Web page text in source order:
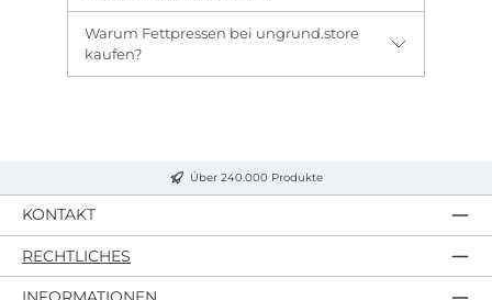
Warum Fettpressen bei ungrund.store
kaufen?
Über 240.000 Produkte
KONTAKT
RECHTLICHES